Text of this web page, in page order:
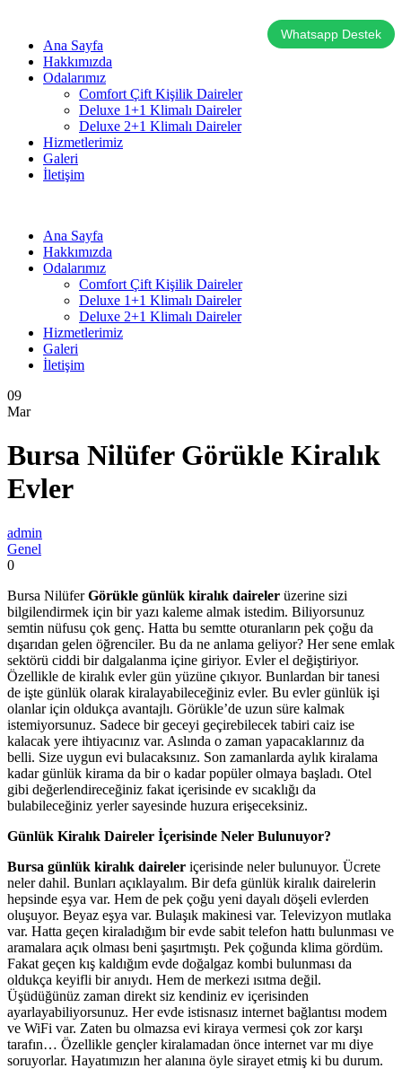
Whatsapp Destek
Ana Sayfa
Hakkımızda
Odalarımız
Comfort Çift Kişilik Daireler
Deluxe 1+1 Klimalı Daireler
Deluxe 2+1 Klimalı Daireler
Hizmetlerimiz
Galeri
İletişim
Ana Sayfa
Hakkımızda
Odalarımız
Comfort Çift Kişilik Daireler
Deluxe 1+1 Klimalı Daireler
Deluxe 2+1 Klimalı Daireler
Hizmetlerimiz
Galeri
İletişim
09
Mar
Bursa Nilüfer Görükle Kiralık
Evler
admin
Genel
0
Bursa NilüferGörükle günlük kiralık daireler üzerine sizi
bilgilendirmek için bir yazı kaleme almak istedim. Biliyorsunuz
semtin nüfusu çok genç. Hatta bu semtte oturanların pek çoğu da
dışarıdan gelen öğrenciler. Bu da ne anlama geliyor? Her sene emlak
sektörü ciddi bir dalgalanma içine giriyor. Evler el değiştiriyor.
Özellikle de kiralık evler gün yüzüne çıkıyor. Bunlardan bir tanesi
de işte günlük olarak kiralayabileceğiniz evler. Bu evler günlük işi
olanlar için oldukça avantajlı. Görükle’de uzun süre kalmak
istemiyorsunuz. Sadece bir geceyi geçirebilecek tabiri caiz ise
kalacak yere ihtiyacınız var. Aslında o zaman yapacaklarınız da
belli. Size uygun evi bulacaksınız. Son zamanlarda aylık kiralama
kadar günlük kirama da bir o kadar popüler olmaya başladı. Otel
gibi değerlendireceğiniz fakat içerisinde ev sıcaklığı da
bulabileceğiniz yerler sayesinde huzura erişeceksiniz.
Günlük Kiralık Daireler İçerisinde Neler Bulunuyor?
Bursa günlük kiralık daireler içerisinde neler bulunuyor. Ücrete
neler dahil. Bunları açıklayalım. Bir defa günlük kiralık dairelerin
hepsinde eşya var. Hem de pek çoğu yeni dayalı döşeli evlerden
oluşuyor. Beyaz eşya var. Bulaşık makinesi var. Televizyon mutlaka
var. Hatta geçen kiraladığım bir evde sabit telefon hattı bulunması ve
aramalara açık olması beni şaşırtmıştı. Pek çoğunda klima gördüm.
Fakat geçen kış kaldığım evde doğalgaz kombi bulunması da
oldukça keyifli bir anıydı. Hem de merkezi ısıtma değil.
Üşüdüğünüz zaman direkt siz kendiniz ev içerisinden
ayarlayabiliyorsunuz. Her evde istisnasız internet bağlantısı modem
ve WiFi var. Zaten bu olmazsa evi kiraya vermesi çok zor karşı
tarafın… Özellikle gençler kiralamadan önce internet var mı diye
soruyorlar. Hayatımızın her alanına öyle sirayet etmiş ki bu durum.